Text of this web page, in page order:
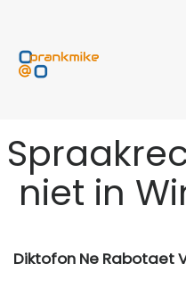
niet in
Diktofon Ne Rabotaet